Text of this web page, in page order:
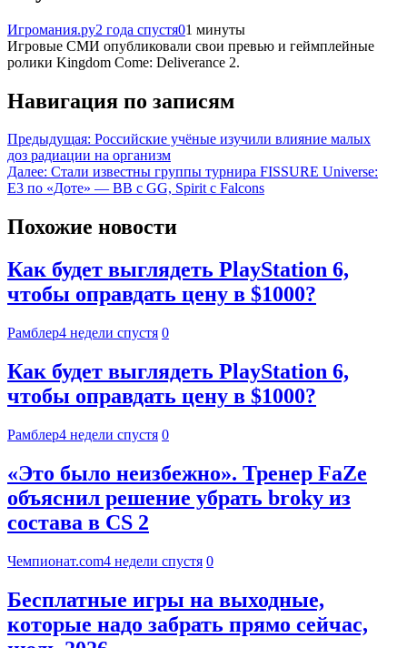
Игромания.ру2 года спустя01 минуты
Игровые СМИ опубликовали свои превью и геймплейные
ролики Kingdom Come: Deliverance 2.
Навигация по записям
Предыдущая: Российские учёные изучили влияние малых
доз радиации на организм
Далее: Стали известны группы турнира FISSURE Universe:
E3 по «Доте» — BB с GG, Spirit с Falcons
Похожие новости
Как будет выглядеть PlayStation 6,
чтобы оправдать цену в $1000?
Рамблер4 недели спустя 0
Как будет выглядеть PlayStation 6,
чтобы оправдать цену в $1000?
Рамблер4 недели спустя 0
«Это было неизбежно». Тренер FaZe
объяснил решение убрать broky из
состава в CS 2
Чемпионат.com4 недели спустя 0
Бесплатные игры на выходные,
которые надо забрать прямо сейчас,